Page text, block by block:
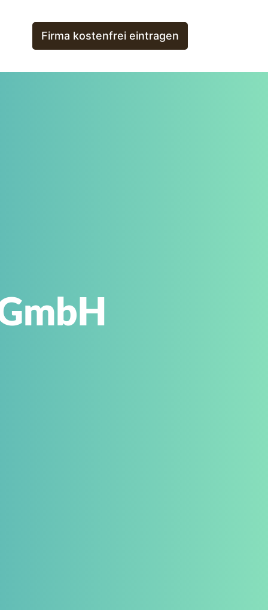
Firma kostenfrei eintragen